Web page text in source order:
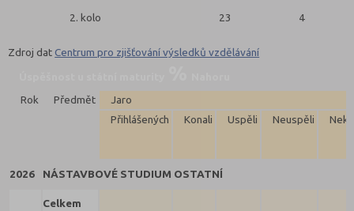
2. kolo 23 4
Zdroj datCentrum pro zjišťování výsledků vzdělávání
Rok
Předmět
Jaro
Přihlášených
Konali Uspěli Neuspěli
2026 NÁSTAVBOVÉ STUDIUM OSTATNÍ
Celkem